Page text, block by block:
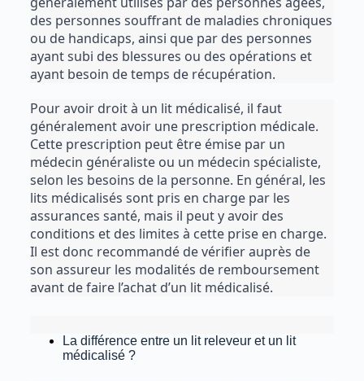
des personnes souffrant de maladies chroniques
ou de handicaps, ainsi que par des personnes
ayant subi des blessures ou des opérations et
ayant besoin de temps de récupération.
Pour avoir droit à un lit médicalisé, il faut
généralement avoir une prescription médicale.
Cette prescription peut être émise par un
médecin généraliste ou un médecin spécialiste,
selon les besoins de la personne. En général, les
lits médicalisés sont pris en charge par les
assurances santé, mais il peut y avoir des
conditions et des limites à cette prise en charge.
Il est donc recommandé de vérifier auprès de
son assureur les modalités de remboursement
avant de faire l’achat d’un lit médicalisé.
La différence entre un lit releveur et un lit
médicalisé ?